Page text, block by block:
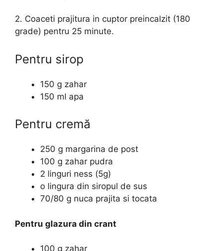
2. Coaceti prajitura in cuptor preincalzit (180
grade) pentru 25 minute.
Pentru sirop
150 g zahar
150 ml apa
Pentru cremă
250 g margarina de post
100 g zahar pudra
2 linguri ness (5g)
o lingura din siropul de sus
70/80 g nuca prajita si tocata
Pentru glazura din crant
100 g zahar